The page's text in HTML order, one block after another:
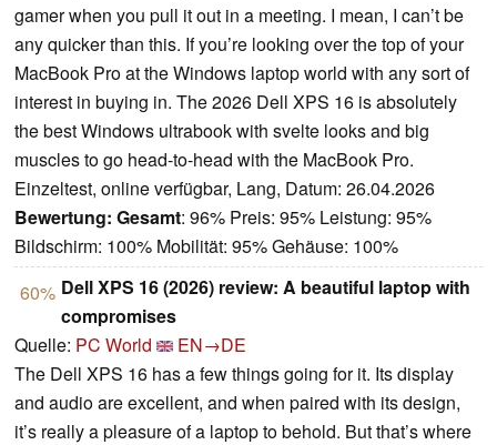
gamer when you pull it out in a meeting. I mean, I can’t be
any quicker than this. If you’re looking over the top of your
MacBook Pro at the Windows laptop world with any sort of
interest in buying in. The 2026 Dell XPS 16 is absolutely
the best Windows ultrabook with svelte looks and big
muscles to go head-to-head with the MacBook Pro.
Einzeltest, online verfügbar, Lang, Datum: 26.04.2026
Bewertung: Gesamt: 96% Preis: 95% Leistung: 95%
Bildschirm: 100% Mobilität: 95% Gehäuse: 100%
60% Dell XPS 16 (2026) review: A beautiful laptop with
compromises
Quelle: PC World
EN→DE
The Dell XPS 16 has a few things going for it. Its display
and audio are excellent, and when paired with its design,
it’s really a pleasure of a laptop to behold. But that’s where